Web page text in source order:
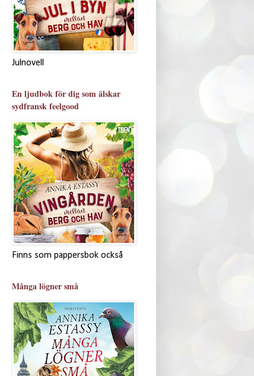
Julnovell
En ljudbok för dig som älskar
sydfransk feelgood
Finns som pappersbok också
Många lögner små